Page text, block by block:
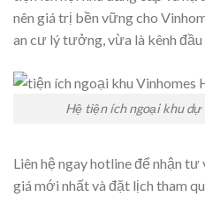
nên giá trị bền vững cho
an cư lý tưởng, vừa là kênh
Hệ tiện ích ngoại khu
Liên hệ ngay hotline để nhận
giá mới nhất và đặt lịch tham